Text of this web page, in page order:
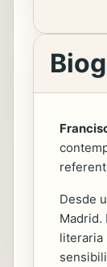
Desde
Madrid.
literaria